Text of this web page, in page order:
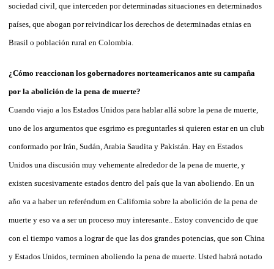
sociedad civil, que interceden por determinadas situaciones en determinados
países, que abogan por reivindicar los derechos de determinadas etnias en
Brasil o población rural en Colombia.
¿Cómo reaccionan los gobernadores norteamericanos ante su campaña
por la abolición de la pena de muerte?
Cuando viajo a los Estados Unidos para hablar allá sobre la pena de muerte,
uno de los argumentos que esgrimo es preguntarles si quieren estar en un club
conformado por Irán, Sudán, Arabia Saudita y Pakistán. Hay en Estados
Unidos una discusión muy vehemente alrededor de la pena de muerte, y
existen sucesivamente estados dentro del país que la van aboliendo. En un
año va a haber un referéndum en California sobre la abolición de la pena de
muerte y eso va a ser un proceso muy interesante.. Estoy convencido de que
con el tiempo vamos a lograr de que las dos grandes potencias, que son China
y Estados Unidos, terminen aboliendo la pena de muerte. Usted habrá notado